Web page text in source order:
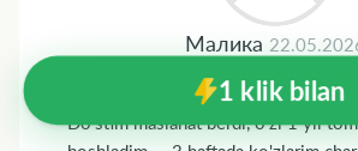
Малика
Do'stim maslahat berdi, o'zi 1 yil
1 klik bilan